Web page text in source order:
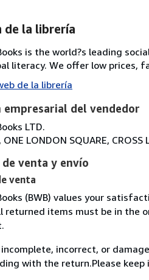
de la librería
is the world?s leading
literacy. We offer low prices,
de la librería
del vendedor
LTD.
ONE LONDON SQUARE,
de venta y envío
venta
(BWB) values your
returned items must be in the
incorrect, or
with the return.Please